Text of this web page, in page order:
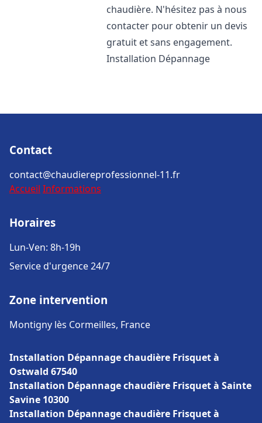
chaudière. N'hésitez pas à nous
contacter pour obtenir un devis
gratuit et sans engagement.
Installation Dépannage
Contact
contact@chaudiereprofessionnel-11.fr
Accueil Informations
Horaires
Lun-Ven: 8h-19h
Service d'urgence 24/7
Zone intervention
Montigny lès Cormeilles, France
Installation Dépannage chaudière Frisquet à
Ostwald 67540
Installation Dépannage chaudière Frisquet à Sainte
Savine 10300
Installation Dépannage chaudière Frisquet à